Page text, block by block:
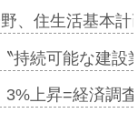
野、住生活基本
持続可能な建
3%上昇=経済調